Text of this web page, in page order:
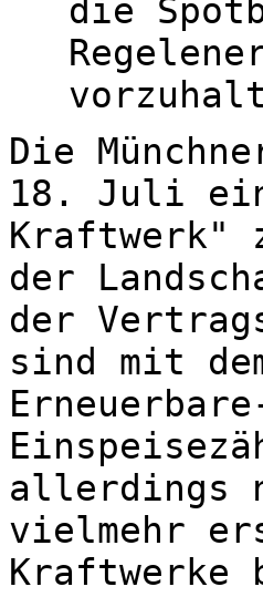
die
Die
18. Juli
Kraftwerk"
der
der
sind mit
allerdings
vielmehr
Kraftwerke